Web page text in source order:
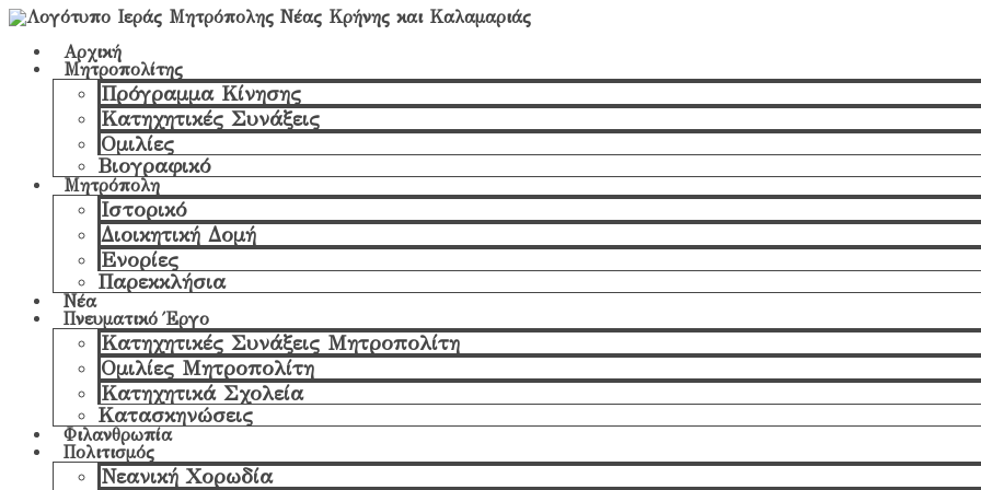
Αρχική
Μητροπολίτης
Πρόγραμμα Κίνησης
Κατηχητικές Συνάξεις
Ομιλίες
Βιογραφικό
Μητρόπολη
Ιστορικό
Διοικητική Δομή
Ενορίες
Παρεκκλήσια
Νέα
Πνευματικό Έργο
Κατηχητικές Συνάξεις Μητροπολίτη
Ομιλίες Μητροπολίτη
Κατηχητικά Σχολεία
Κατασκηνώσεις
Φιλανθρωπία
Πολιτισμός
Νεανική Χορωδία